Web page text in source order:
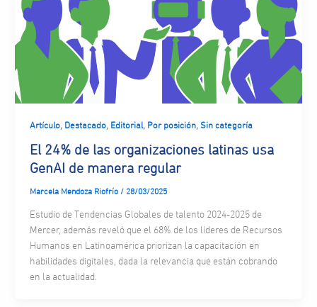
Artículo, Destacado, Editorial, Por posición, Sin categoría
El 24% de las organizaciones latinas usa
GenAI de manera regular
Marcela Mendoza Riofrío / 28/03/2025
Estudio de Tendencias Globales de talento 2024-2025 de
Mercer, además reveló que el 68% de los líderes de Recursos
Humanos en Latinoamérica priorizan la capacitación en
habilidades digitales, dada la relevancia que están cobrando
en la actualidad.